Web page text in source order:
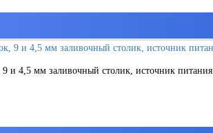
9 и 4,5 мм заливочный столик, источник питания